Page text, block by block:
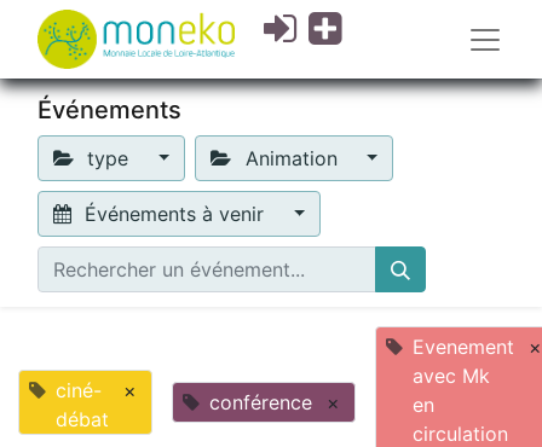
Événements
type Animation
Événements à venir
ciné-
débat
× conférence ×
Evenement
avec Mk
en
circulation
×